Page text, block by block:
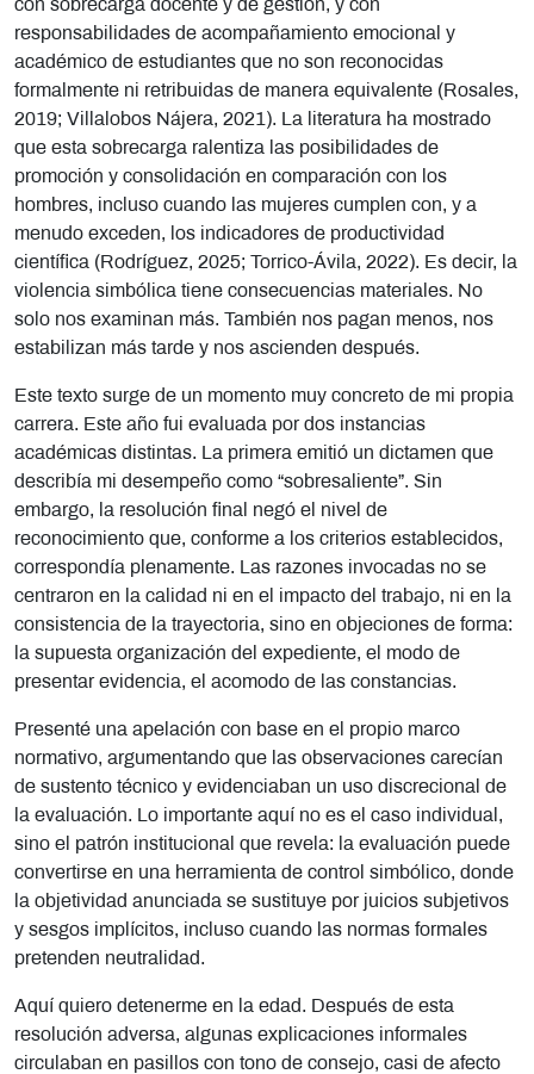
con sobrecarga docente y de gestión, y con
responsabilidades de acompañamiento emocional y
académico de estudiantes que no son reconocidas
formalmente ni retribuidas de manera equivalente (Rosales,
2019; Villalobos Nájera, 2021). La literatura ha mostrado
que esta sobrecarga ralentiza las posibilidades de
promoción y consolidación en comparación con los
hombres, incluso cuando las mujeres cumplen con, y a
menudo exceden, los indicadores de productividad
científica (Rodríguez, 2025; Torrico-Ávila, 2022). Es decir, la
violencia simbólica tiene consecuencias materiales. No
solo nos examinan más. También nos pagan menos, nos
estabilizan más tarde y nos ascienden después.
Este texto surge de un momento muy concreto de mi propia
carrera. Este año fui evaluada por dos instancias
académicas distintas. La primera emitió un dictamen que
describía mi desempeño como “sobresaliente”. Sin
embargo, la resolución final negó el nivel de
reconocimiento que, conforme a los criterios establecidos,
correspondía plenamente. Las razones invocadas no se
centraron en la calidad ni en el impacto del trabajo, ni en la
consistencia de la trayectoria, sino en objeciones de forma:
la supuesta organización del expediente, el modo de
presentar evidencia, el acomodo de las constancias.
Presenté una apelación con base en el propio marco
normativo, argumentando que las observaciones carecían
de sustento técnico y evidenciaban un uso discrecional de
la evaluación. Lo importante aquí no es el caso individual,
sino el patrón institucional que revela: la evaluación puede
convertirse en una herramienta de control simbólico, donde
la objetividad anunciada se sustituye por juicios subjetivos
y sesgos implícitos, incluso cuando las normas formales
pretenden neutralidad.
Aquí quiero detenerme en la edad. Después de esta
resolución adversa, algunas explicaciones informales
circulaban en pasillos con tono de consejo, casi de afecto